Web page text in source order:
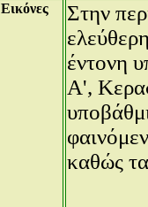
Εικόνες
Στην
έντονη
Α',
καθώς